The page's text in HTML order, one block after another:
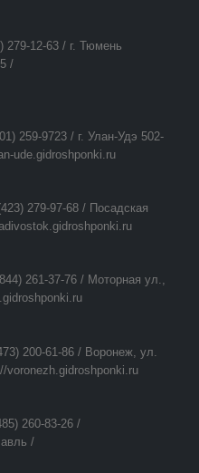
279-12-63 / г. Тюмень
/
259-9723 / г. Улан-Удэ 502-
ude.gidroshponki.ru
279-97-68 / Посадская
261-37-76 / Моторная ул.,
200-61-86 / Воронеж, ул.
260-83-26 /
/